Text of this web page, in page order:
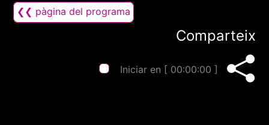
❮❮ pàgina del programa
Comparteix
Iniciar en [ 00:00:00 ]